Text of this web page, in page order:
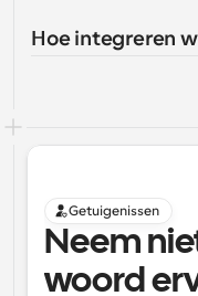
Hoe integreren
Getuigenissen
Neem
woord